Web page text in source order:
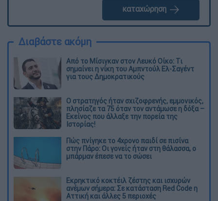
καταχώρηση
Διαβάστε ακόμη
Από το Μίσιγκαν στον Λευκό Οίκο: Τι
σημαίνει η νίκη του Αμπντούλ Ελ-Σαγέντ
για τους Δημοκρατικούς
O στρατηγός ήταν σχιζοφρενής, εμμονικός,
πλησίαζε τα 75 όταν τον αντάμωσε η δόξα –
Εκείνος που άλλαξε την πορεία της
Ιστορίας!
Πώς πνίγηκε το 4χρονο παιδί σε πισίνα
στην Πάρο: Οι γονείς ήταν στη θάλασσα, ο
μπάρμαν έπεσε να το σώσει
Εκρηκτικό κοκτέιλ ζέστης και ισχυρών
ανέμων σήμερα: Σε κατάσταση Red Code η
Αττική και άλλες 5 περιοχές